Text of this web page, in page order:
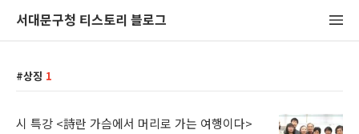
서대문구청 티스토리 블로그
상징 1
시 특강 <詩란 가슴에서 머리로 가는 여행이다>